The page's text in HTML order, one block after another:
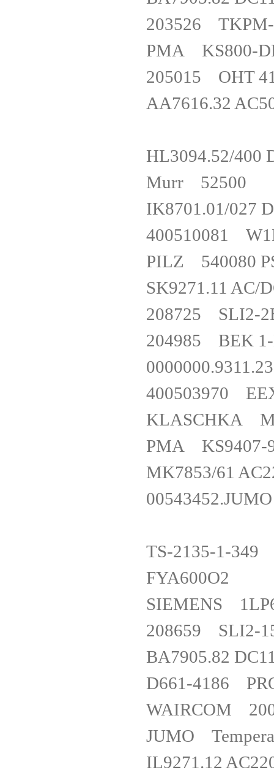
203526
PMA KS800-
205015
AA7616.32
HL3094.52/
Murr
IK8701.01/
400510081
PILZ
SK9271.11
208725
204985
400503970
KLASCHKA
PMA
MK7853/61
TS-2135-
SIEMENS
208659
BA7905.82
D661-4186
WAIRCOM
JUMO
IL9271.12